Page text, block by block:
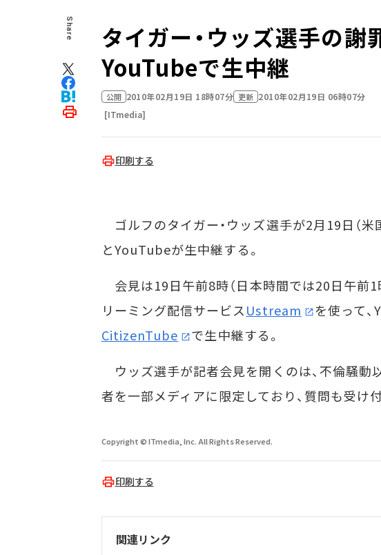
Share
タイガー・ウッズ選手の
YouTubeで生中継
公開 2010年02月19日 18時07分 更新 2010年02月19日 06時07分
[ITmedia]
印刷する
ゴルフのタイガー・ウッズ選手が2月19日（
とYouTubeが生中継する。
会見は19日午前8時（日本時間では20日午前1
リーミング配信サービスUstream
を使って
CitizenTube
で生中継する。
ウッズ選手が記者会見を開くのは、不倫騒動
者を一部メディアに限定しており、質問も受け
Copyright © ITmedia, Inc. All Rights Reserved.
印刷する
関連リンク